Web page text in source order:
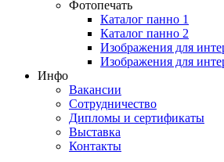
Фотопечать
Каталог панно 1
Каталог панно 2
Изображения для
Изображения для
Инфо
Вакансии
Сотрудничество
Дипломы и сертификаты
Выставка
Контакты